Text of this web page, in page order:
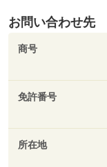
お問い合わせ先
商号
免許番号
所在地